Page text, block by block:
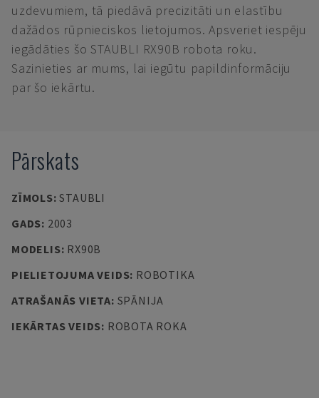
uzdevumiem, tā piedāvā precizitāti un elastību
dažādos rūpnieciskos lietojumos. Apsveriet iespēju
iegādāties šo STAUBLI RX90B robota roku.
Sazinieties ar mums, lai iegūtu papildinformāciju
par šo iekārtu.
Pārskats
ZĪMOLS:STAUBLI
GADS: 2003
MODELIS: RX90B
PIELIETOJUMA VEIDS: ROBOTIKA
ATRAŠANĀS VIETA: SPĀNIJA
IEKĀRTAS VEIDS: ROBOTA ROKA